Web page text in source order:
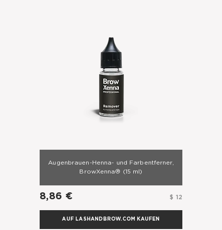
Augenbrauen-Henna- und Farbentferner,
BrowXenna®
(15 ml)
8,86 € $ 12
AUF LASHANDBROW.COM KAUFEN